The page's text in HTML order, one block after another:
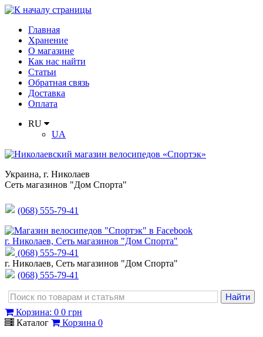
Главная
Хранение
О магазине
Как нас найти
Статьи
Обратная связь
Доставка
Оплата
RU
UA
Украина, г. Николаев
Сеть магазинов "Дом Спорта"
(068) 555-79-41
г. Николаев, Сеть магазинов "Дом Спорта"
(068) 555-79-41
г. Николаев, Сеть магазинов "Дом Спорта"
(068) 555-79-41
Корзина: 0 0 грн
Каталог
Корзина 0